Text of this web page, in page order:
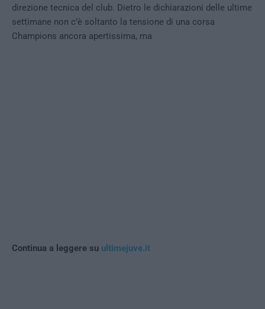
direzione tecnica del club. Dietro le dichiarazioni delle ultime
settimane non c’è soltanto la tensione di una corsa
Champions ancora apertissima, ma
Continua a leggere su ultimejuve.it